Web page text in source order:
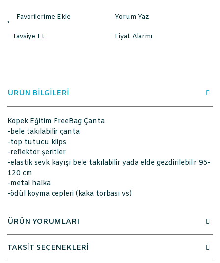
Yorum Yaz
Tavsiye Et Fiyat Alarmı
ÜRÜN BİLGİLERİ
Köpek Eğitim FreeBag Çanta
-bele takılabilir çanta
-top tutucu klips
-reflektör şeritler
-elastik sevk kayışı bele takılabilir yada elde gezdirilebilir 95-
120 cm
-metal halka
-ödül koyma cepleri (kaka torbası vs)
ÜRÜN YORUMLARI
TAKSİT SEÇENEKLERİ